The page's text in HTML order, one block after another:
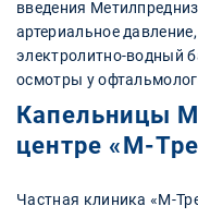
введения
артериальное
электролитно-водный
осмотры у
Капельницы
центре «М-
Частная клиника «М-